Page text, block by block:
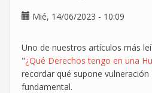
Mié, 14/06/2023 - 10:09
Uno de nuestros artículos más
"¿Qué Derechos tengo en una
recordar qué supone vulneración
fundamental.